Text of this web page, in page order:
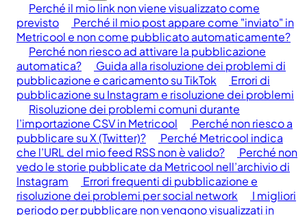
Perché il mio link non viene visualizzato come
previsto
Perché il mio post appare come "inviato" in
Metricool e non come pubblicato automaticamente?
Perché non riesco ad attivare la pubblicazione
automatica?
Guida alla risoluzione dei problemi di
pubblicazione e caricamento su TikTok
Errori di
pubblicazione su Instagram e risoluzione dei problemi
Risoluzione dei problemi comuni durante
l’importazione CSV in Metricool
Perché non riesco a
pubblicare su X (Twitter)?
Perché Metricool indica
che l’URL del mio feed RSS non è valido?
Perché non
vedo le storie pubblicate da Metricool nell’archivio di
Instagram
Errori frequenti di pubblicazione e
risoluzione dei problemi per social network
I migliori
periodo per pubblicare non vengono visualizzati in